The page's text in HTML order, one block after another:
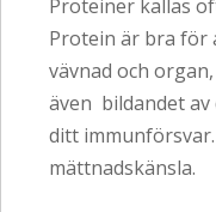
Proteiner kallas
Protein är bra för
vävnad och
även bildandet av
ditt
mättnadskänsla.